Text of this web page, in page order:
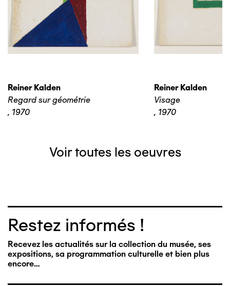
Reiner Kalden
Regard sur géométrie
, 1970
Reiner Kalden
Visage
, 1970
Voir toutes les oeuvres
Restez informés !
Recevez les actualités sur la collection du musée, ses
expositions, sa programmation culturelle et bien plus
encore…